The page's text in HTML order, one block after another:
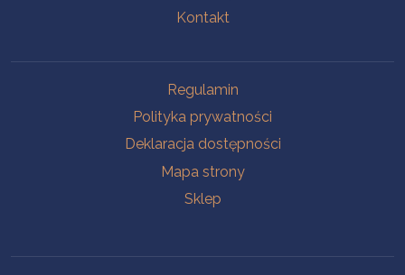
Kontakt
Regulamin
Polityka prywatności
Deklaracja dostępności
Mapa strony
Sklep